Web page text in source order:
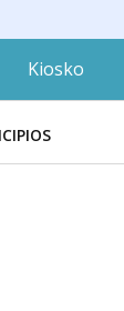
Kiosko